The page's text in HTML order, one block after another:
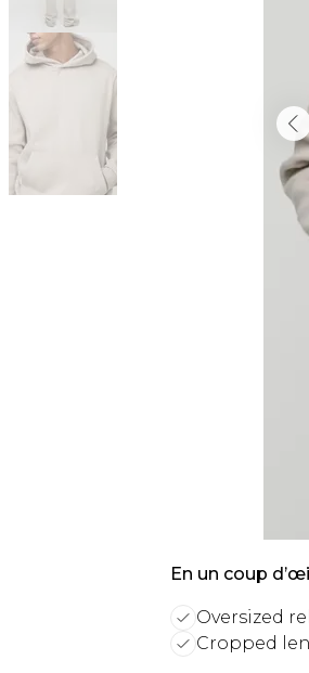
En un coup
Oversized
Cropped